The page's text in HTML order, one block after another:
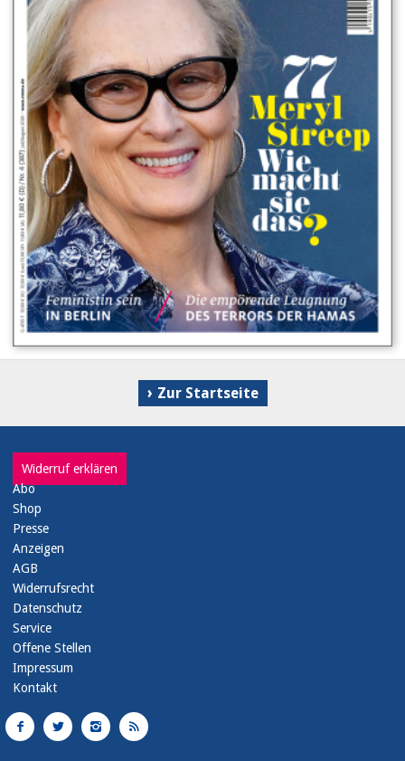
Zur Startseite
Widerruf erklären
Abo
Shop
Presse
Anzeigen
AGB
Widerrufsrecht
Datenschutz
Service
Offene Stellen
Impressum
Kontakt